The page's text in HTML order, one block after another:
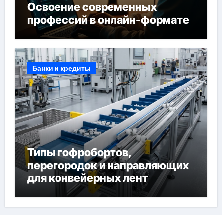
Освоение современных
профессий в онлайн-формате
Банки и кредиты
Типы гофробортов,
перегородок и направляющих
для конвейерных лент